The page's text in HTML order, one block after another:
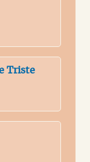
Triste